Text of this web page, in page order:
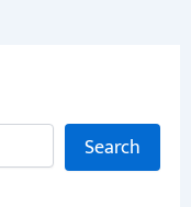
Search